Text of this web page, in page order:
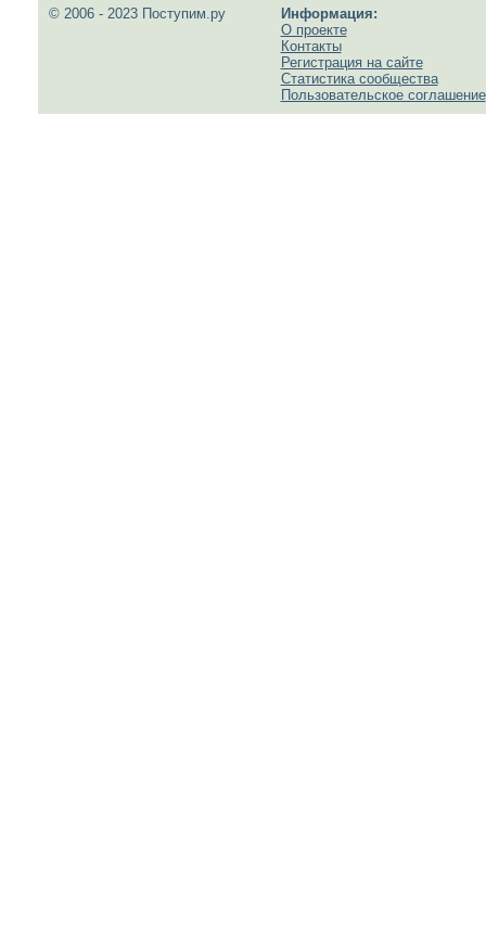
© 2006 - 2023 Поступим.ру
Информация:
О проекте
Контакты
Регистрация на сайте
Статистика сообщества
Пользовательское соглашение